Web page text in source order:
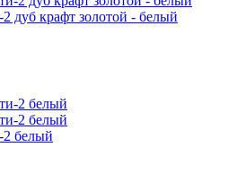
дуб крафт золотой - белый
белый